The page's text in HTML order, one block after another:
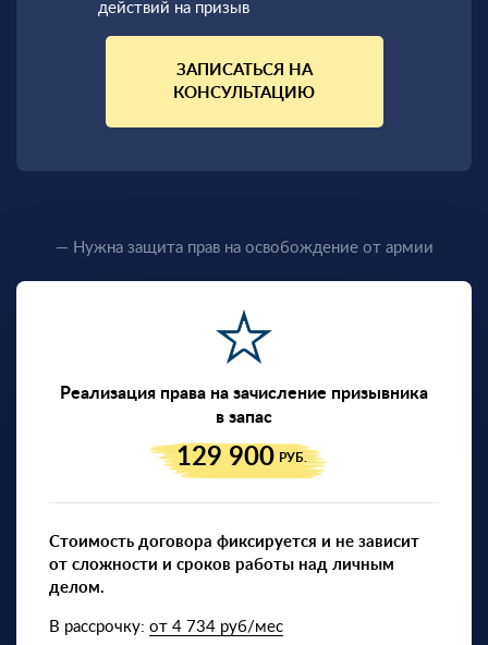
действий на призыв
ЗАПИСАТЬСЯ НА
КОНСУЛЬТАЦИЮ
— Нужна защита прав на освобождение от армии
Реализация права на зачисление призывника
в запас
129 900 РУБ.
Стоимость договора фиксируется и не зависит
от сложности и сроков работы над личным
делом.
В рассрочку: от 4 734 руб/мес